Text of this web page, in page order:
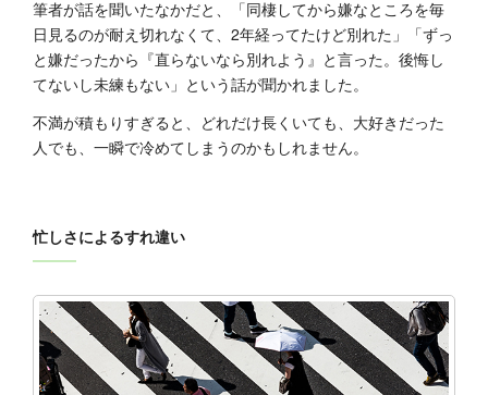
筆者が話を聞いたなかだと、「同棲してから嫌なところを毎
日見るのが耐え切れなくて、2年経ってたけど別れた」「ずっ
と嫌だったから『直らないなら別れよう』と言った。後悔し
てないし未練もない」という話が聞かれました。
不満が積もりすぎると、どれだけ長くいても、大好きだった
人でも、一瞬で冷めてしまうのかもしれません。
忙しさによるすれ違い